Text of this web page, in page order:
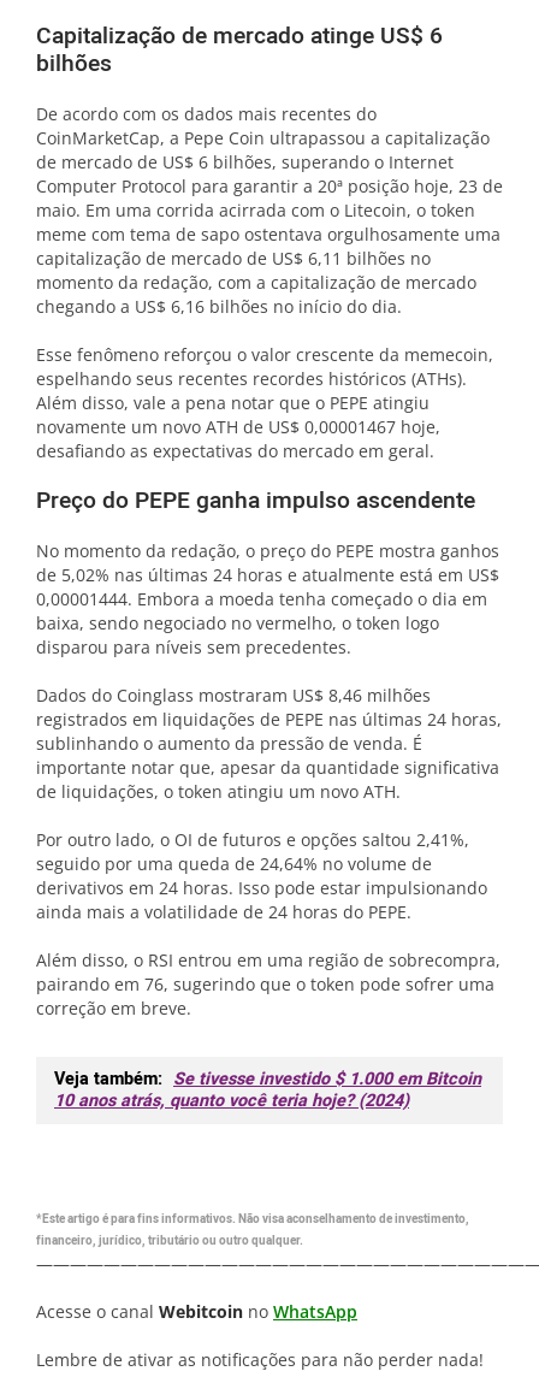
Capitalização de mercado atinge US$ 6
bilhões
De acordo com os dados mais recentes do
CoinMarketCap, a Pepe Coin ultrapassou a capitalização
de mercado de US$ 6 bilhões, superando o Internet
Computer Protocol para garantir a 20ª posição hoje, 23 de
maio. Em uma corrida acirrada com o Litecoin, o token
meme com tema de sapo ostentava orgulhosamente uma
capitalização de mercado de US$ 6,11 bilhões no
momento da redação, com a capitalização de mercado
chegando a US$ 6,16 bilhões no início do dia.
Esse fenômeno reforçou o valor crescente da memecoin,
espelhando seus recentes recordes históricos (ATHs).
Além disso, vale a pena notar que o PEPE atingiu
novamente um novo ATH de US$ 0,00001467 hoje,
desafiando as expectativas do mercado em geral.
Preço do PEPE ganha impulso ascendente
No momento da redação, o preço do PEPE mostra ganhos
de 5,02% nas últimas 24 horas e atualmente está em US$
0,00001444. Embora a moeda tenha começado o dia em
baixa, sendo negociado no vermelho, o token logo
disparou para níveis sem precedentes.
Dados do Coinglass mostraram US$ 8,46 milhões
registrados em liquidações de PEPE nas últimas 24 horas,
sublinhando o aumento da pressão de venda. É
importante notar que, apesar da quantidade significativa
de liquidações, o token atingiu um novo ATH.
Por outro lado, o OI de futuros e opções saltou 2,41%,
seguido por uma queda de 24,64% no volume de
derivativos em 24 horas. Isso pode estar impulsionando
ainda mais a volatilidade de 24 horas do PEPE.
Além disso, o RSI entrou em uma região de sobrecompra,
pairando em 76, sugerindo que o token pode sofrer uma
correção em breve.
Veja também: Se tivesse investido $ 1.000 em Bitcoin
10 anos atrás, quanto você teria hoje? (2024)
*Este artigo é para fins informativos. Não visa aconselhamento de investimento,
financeiro, jurídico, tributário ou outro qualquer.
Acesse o canal Webitcoin no WhatsApp
Lembre de ativar as notificações para não perder nada!